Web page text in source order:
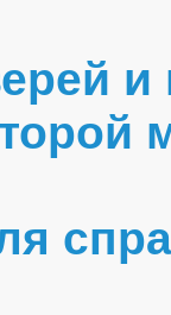
и